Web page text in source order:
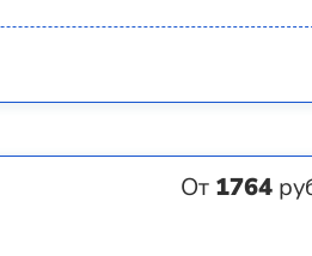
От 1764